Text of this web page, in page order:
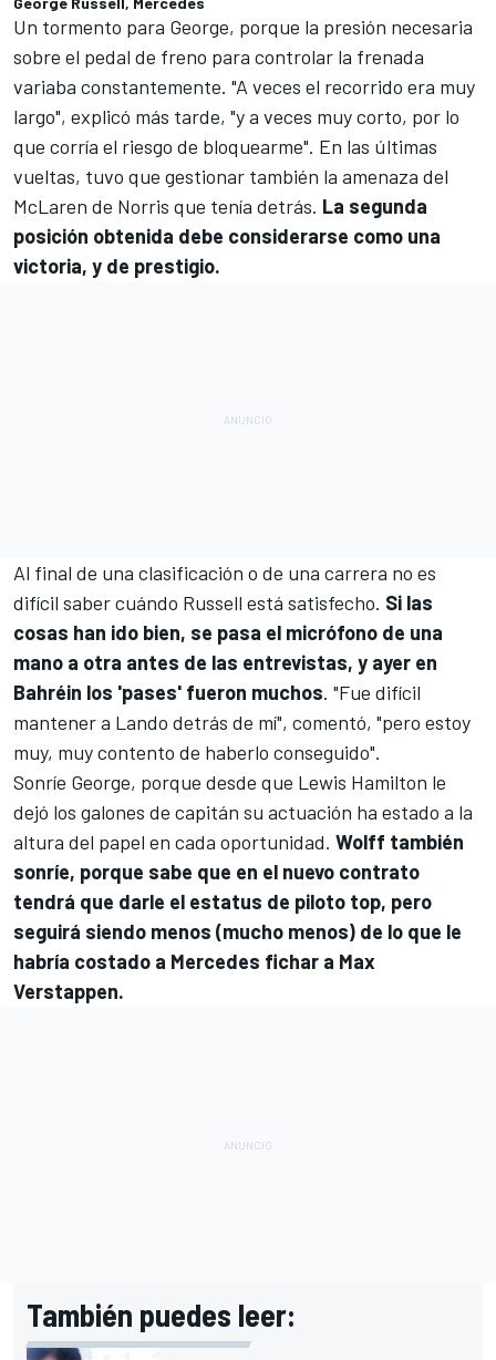
Un tormento para George, porque la presión necesaria
sobre el pedal de freno para controlar la frenada
variaba constantemente. "A veces el recorrido era muy
largo", explicó más tarde, "y a veces muy corto, por lo
que corría el riesgo de bloquearme". En las últimas
vueltas, tuvo que gestionar también la amenaza del
McLaren de Norris que tenía detrás. La segunda
posición obtenida debe considerarse como una
victoria, y de prestigio.
Al final de una clasificación o de una carrera no es
difícil saber cuándo Russell está satisfecho. Si las
cosas han ido bien, se pasa el micrófono de una
mano a otra antes de las entrevistas, y ayer en
Bahréin los 'pases' fueron muchos. "Fue difícil
mantener a Lando detrás de mí", comentó, "pero estoy
muy, muy contento de haberlo conseguido".
Sonríe George, porque desde que Lewis Hamilton le
dejó los galones de capitán su actuación ha estado a la
altura del papel en cada oportunidad. Wolff también
sonríe, porque sabe que en el nuevo contrato
tendrá que darle el estatus de piloto top, pero
seguirá siendo menos (mucho menos) de lo que le
habría costado a Mercedes fichar a Max
Verstappen.
También puedes leer: